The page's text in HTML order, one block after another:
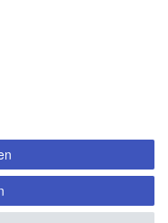
Rechte vorbehalten.